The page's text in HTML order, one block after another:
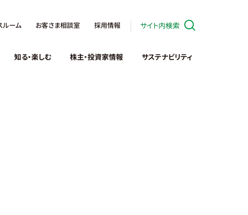
ルーム お客さま相談室 採用情報 サイト内検索
知る・楽しむ 株主・投資家情報 サステナビリティ